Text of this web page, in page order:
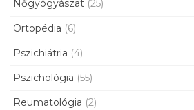
Nőgyógyászat (25)
Ortopédia (6)
Pszichiátria (4)
Pszichológia (55)
Reumatológia (2)